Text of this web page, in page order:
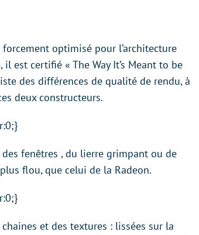
optimisé pour l’architecture
il est certifié « The Way It’s Meant to be
des différences de qualité de rendu, à
deux constructeurs.
fenêtres , du lierre grimpant ou de
flou, que celui de la Radeon.
et des textures : lissées sur la